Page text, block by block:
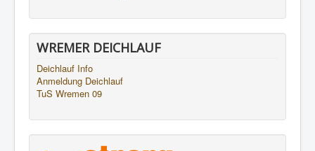
WREMER DEICHLAUF
Deichlauf Info
Anmeldung Deichlauf
TuS Wremen 09